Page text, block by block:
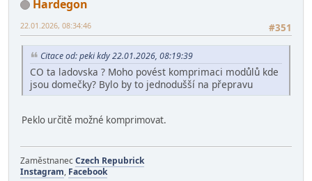
nedomky4.png
Hardegon